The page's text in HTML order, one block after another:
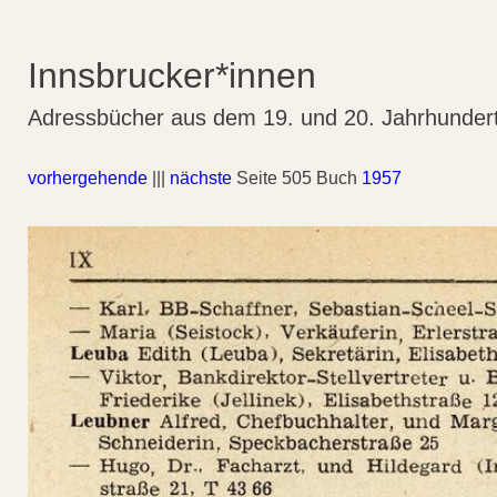
Innsbrucker*innen
Adressbücher aus dem 19. und 20.
vorhergehende nächste Seite 505 Buch 1957